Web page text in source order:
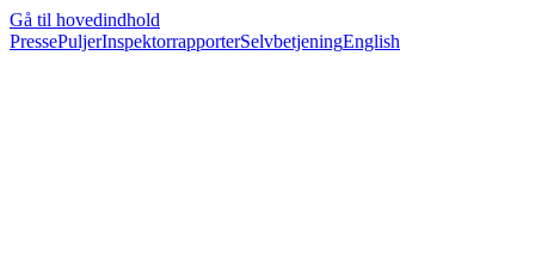
Gå til hovedindhold
PressePuljerInspektorrapporterSelvbetjeningEnglish